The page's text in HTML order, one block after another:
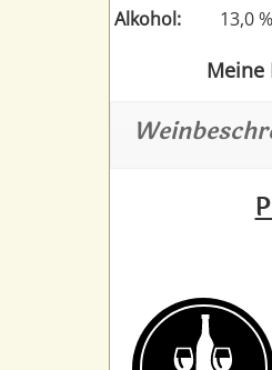
Alkohol:
13,0
Meine